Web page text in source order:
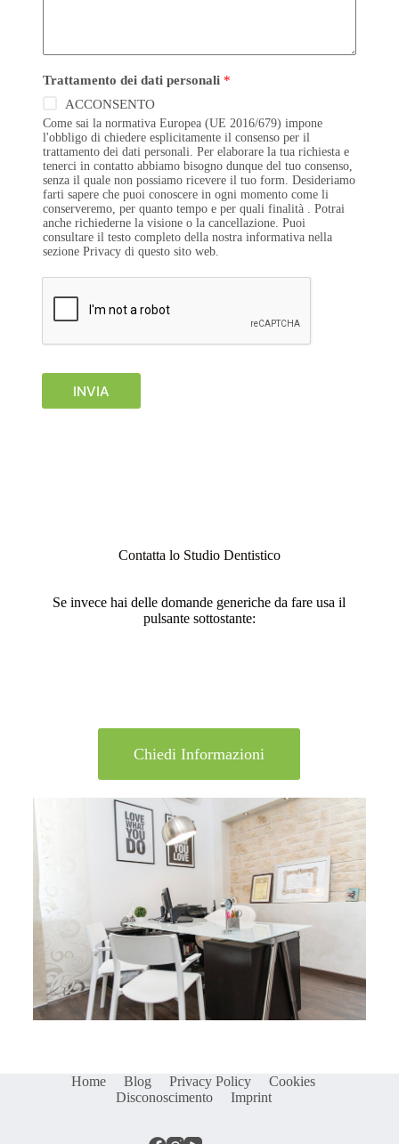
Trattamento dei dati personali *
ACCONSENTO
Come sai la normativa Europea (UE 2016/679) impone
l'obbligo di chiedere esplicitamente il consenso per il
trattamento dei dati personali. Per elaborare la tua richiesta e
tenerci in contatto abbiamo bisogno dunque del tuo consenso,
senza il quale non possiamo ricevere il tuo form. Desideriamo
farti sapere che puoi conoscere in ogni momento come li
conserveremo, per quanto tempo e per quali finalità . Potrai
anche richiederne la visione o la cancellazione. Puoi
consultare il testo completo della nostra informativa nella
sezione Privacy di questo sito web.
INVIA
Contatta lo Studio Dentistico
Se invece hai delle domande generiche da fare usa il
pulsante sottostante:
Chiedi Informazioni
Home Blog Privacy Policy
Cookies
Disconoscimento
Imprint